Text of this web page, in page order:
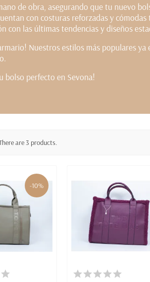
de obra, asegurando que tu nuevo
con costuras reforzadas y
con las últimas tendencias y diseños
Nuestros estilos más populares ya
bolso perfecto en Sevona!
are 3 products.
-10%